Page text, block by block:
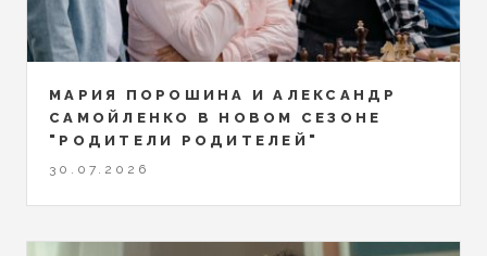
МАРИЯ ПОРОШИНА И АЛЕКСАНДР
САМОЙЛЕНКО В НОВОМ СЕЗОНЕ
"РОДИТЕЛИ РОДИТЕЛЕЙ"
30.07.2026